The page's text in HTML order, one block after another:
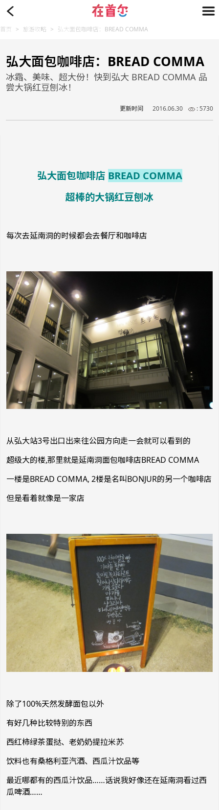
首页 > 旅游攻略 > 弘大面包咖啡店：BREAD COMMA
弘大面包咖啡店：BREAD COMMA
冰霜、美味、超大份！快到弘大 BREAD COMMA 品
尝大锅红豆刨冰！
更新时间 2016.06.30 : 5730
弘大面包咖啡店 BREAD COMMA
超棒的大锅红豆刨冰
每次去延南洞的时候都会去餐厅和咖啡店
从弘大站3号出口出来往公园方向走一会就可以看到的
超级大的楼,那里就是延南洞面包咖啡店BREAD COMMA
一楼是BREAD COMMA, 2楼是名叫BONJUR的另一个咖啡店
但是看着就像是一家店
除了100%天然发酵面包以外
有好几种比较特别的东西
西红柿绿茶蛋挞、老奶奶提拉米苏
饮料也有桑格利亚汽酒、西瓜汁饮品等
最近哪都有的西瓜汁饮品……话说我好像还在延南洞看过西
瓜啤酒……